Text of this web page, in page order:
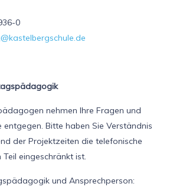
0
nehmen Ihre Fragen und
entgegen. Bitte haben Sie Verständnis
der Projektzeiten die telefonische
eingeschränkt ist.
und Ansprechperson: